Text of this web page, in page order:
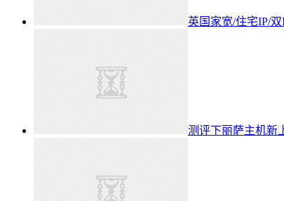
英国家宽/住宅IP/
测评下丽萨主机新